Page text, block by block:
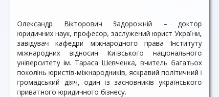
Олександр Вікторович Задорожній – доктор
юридичних наук, професор, заслужений юрист України,
завідувач кафедри міжнародного права Інституту
міжнародних відносин Київського національного
університету ім. Тараса Шевченка, вчитель багатьох
поколінь юристів-міжнародників, яскравий політичний і
громадський діяч, один із засновників українського
приватного юридичного бізнесу.